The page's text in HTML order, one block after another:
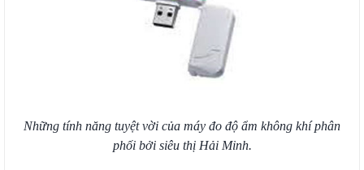
Những tính năng tuyệt vời của máy đo độ ẩm không khí phân
phối bởi siêu thị Hải Minh.